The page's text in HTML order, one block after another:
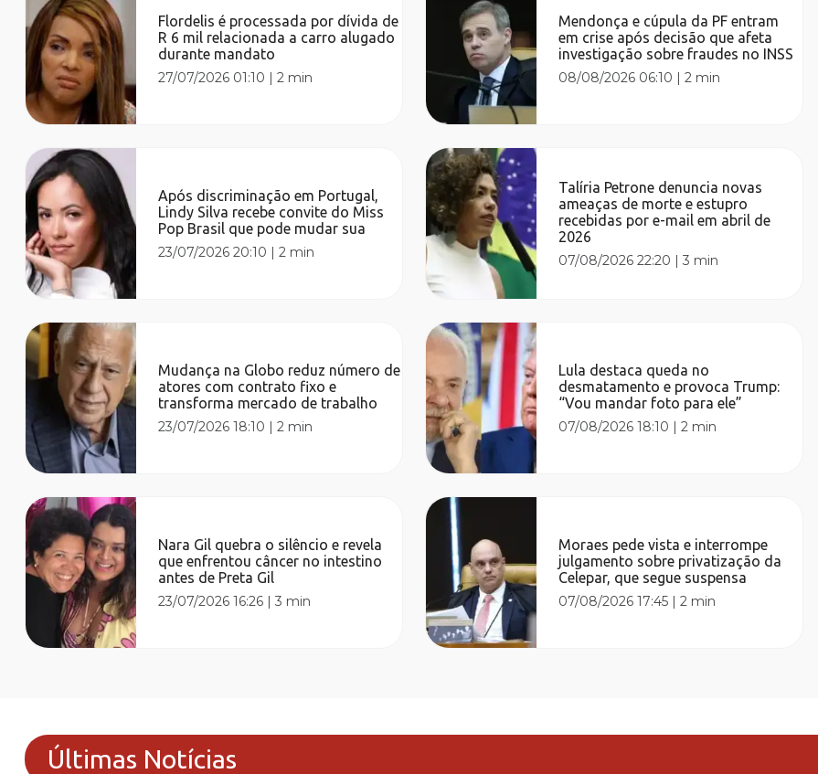
Flordelis é processada por dívida de
R 6 mil relacionada a carro alugado
durante mandato
27/07/2026 01:10 |2 min
Após discriminação em Portugal,
Lindy Silva recebe convite do Miss
Pop Brasil que pode mudar sua
23/07/2026 20:10 |2 min
Mudança na Globo reduz número de
atores com contrato fixo e
transforma mercado de trabalho
23/07/2026 18:10 |2 min
Nara Gil quebra o silêncio e revela
que enfrentou câncer no intestino
antes de Preta Gil
23/07/2026 16:26 |3 min
Mendonça e cúpula da PF entram
em crise após decisão que afeta
investigação sobre fraudes no INSS
08/08/2026 06:10 |2 min
Talíria Petrone denuncia novas
ameaças de morte e estupro
recebidas por e-mail em abril de
2026
07/08/2026 22:20 |3 min
Lula destaca queda no
desmatamento e provoca Trump:
“Vou mandar foto para ele”
07/08/2026 18:10 |2 min
Moraes pede vista e interrompe
julgamento sobre privatização da
Celepar, que segue suspensa
07/08/2026 17:45 |2 min
Últimas Notícias